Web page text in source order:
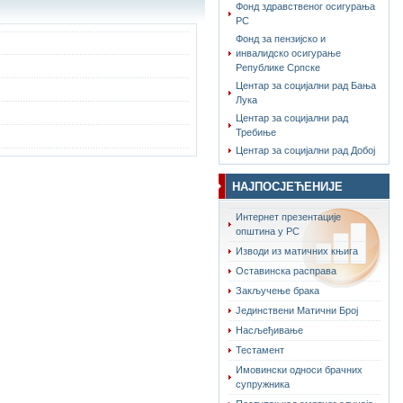
Фонд здравственог осигурања
РС
Фонд за пензијско и
инвалидско осигурање
Републике Српске
Центар за социјални рад Бања
Лука
Центар за социјални рад
Требиње
Центар за социјални рад Добој
НАЈПОСЈЕЋЕНИЈЕ
Интернет презентације
општина у РС
Изводи из матичних књига
Оставинска расправа
Закључење брака
Јединствени Матични Број
Насљеђивање
Тестамент
Имовински односи брачних
супружника